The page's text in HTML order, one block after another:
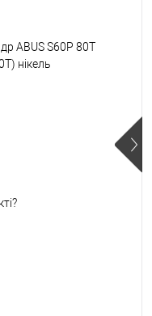
ABUS S60P 80T
нікель